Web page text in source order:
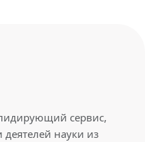
сервис,
науки из